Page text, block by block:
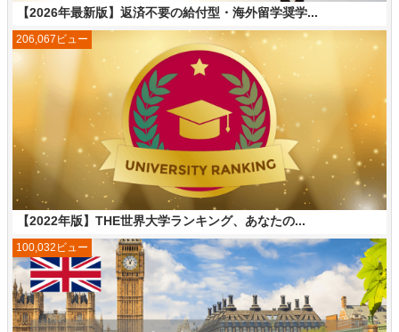
【2026年最新版】返済不要の給付型・海外留学奨学...
【2022年版】THE世界大学ランキング、あなたの...
206,067ビュー
100,032ビュー